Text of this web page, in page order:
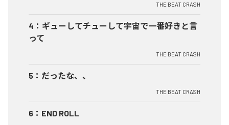
THE BEAT CRASH
4 ： ギューしてチューして宇宙で一番好きと言
って
THE BEAT CRASH
5 ： だったな、、
THE BEAT CRASH
6 ： END ROLL